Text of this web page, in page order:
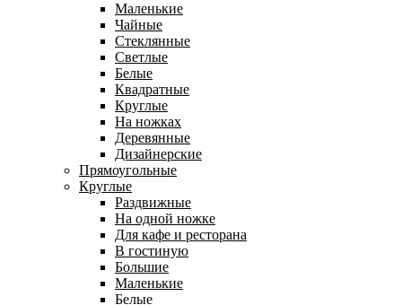
Маленькие
Чайные
Стеклянные
Светлые
Белые
Квадратные
Круглые
На ножках
Деревянные
Дизайнерские
Прямоугольные
Круглые
Раздвижные
На одной ножке
Для кафе и ресторана
В гостиную
Большие
Маленькие
Белые